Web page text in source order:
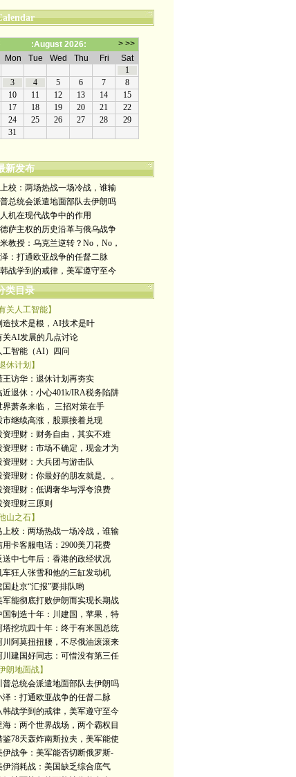
新发布
上校：两场热战一场冷战，谁输
普总统会派遣地面部队去伊朗吗
人机在现代战争中的作用
德萨主权的历史沿革与俄乌战争
米教授：乌克兰逆转？No，No，
泽：打通欧亚战争的任督二脉
韩战学到的戒律，美军遵守至今
类目录
有关人工智能】
造技术是根，AI技术是叶
关AI发展的几点讨论
工智能（AI）四问
休计划】
王访华：退休计划再夯实
近退休：小心401k/IRA税务陷阱
界萧条来临， 三招对策在手
市继续高涨，股票接着兑现
资理财：财务自由，其实不难
资理财：市场不确定，现金才为
资理财：大兵团与游击队
资理财：你最好的朋友就是。。
资理财：低调奢华与浮夸浪费
资理财三原则
山之石】
上校：两场热战一场冷战，谁输
用卡客服电话：2900美刀花费
送中七年后：香港的政经状况
车狂人张雪和他的三缸发动机
国赴京“汇报”要排队哟
军能彻底打败伊朗而实现长期战
国制造十年：川建国，苹果，特
塔挖坑四十年：终于有米国总统
川阿莫扭扭腰，不尽俄油滚滚来
川建国好同志：可惜没有第三任
朗地面战】
普总统会派遣地面部队去伊朗吗
泽：打通欧亚战争的任督二脉
韩战学到的戒律，美军遵守至今
海：两个世界战场，两个霸权目
鉴78天轰炸南斯拉夫，美军能使
伊战争：美军能否切断俄罗斯-
伊消耗战：美国缺乏综合底气